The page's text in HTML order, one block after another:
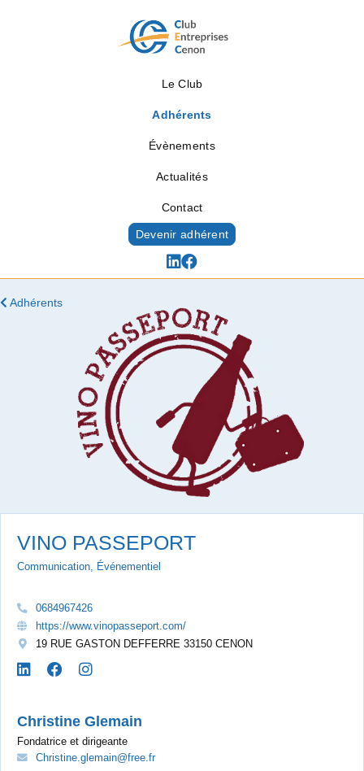
Le Club
Adhérents
Évènements
Actualités
Contact
Devenir adhérent
Adhérents
VINO PASSEPORT
Communication, Événementiel
0684967426
https://www.vinopasseport.com/
19 RUE GASTON DEFFERRE 33150 CENON
Christine Glemain
Fondatrice et dirigeante
Christine.glemain@free.fr